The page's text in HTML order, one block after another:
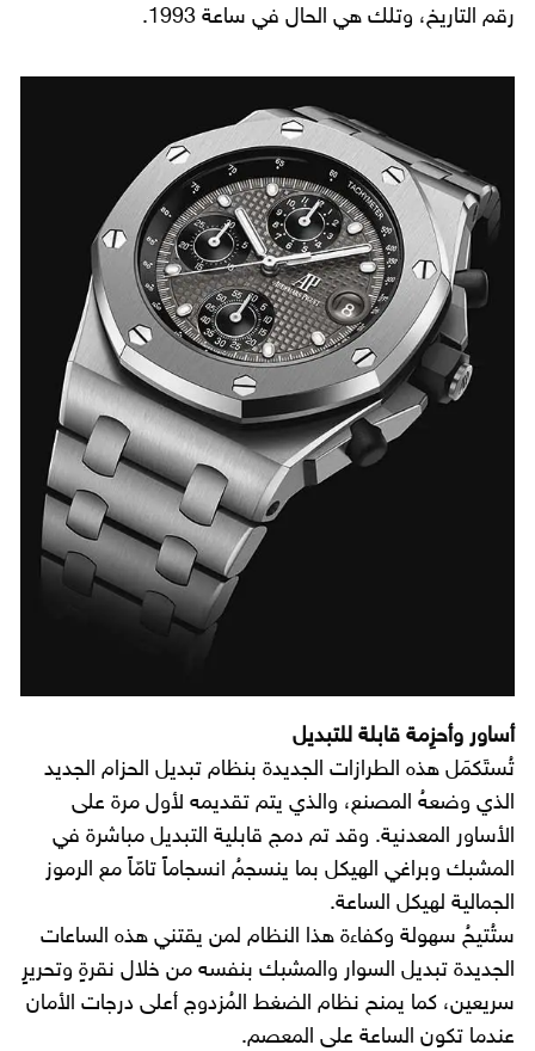
رقم التاريخ، وتلك هي الحال في ساعة 1993.
أساور وأحزِمة قابلة للتبديل
تُستَكمَل هذه الطرازات الجديدة بنظام تبديل الحزام الجديد
الذي وضعهُ المصنع، والذي يتم تقديمه لأول مرة على
الأساور المعدنية. وقد تم دمج قابلية التبديل مباشرة في
المشبك وبراغي الهيكل بما ينسجمُ انسجاماً تامّاً مع الرموز
الجمالية لهيكل الساعة.
ستُتيحُ سهولة وكفاءة هذا النظام لمن يقتني هذه الساعات
الجديدة تبديل السوار والمشبك بنفسه من خلال نقرةٍ وتحريرٍ
سريعين، كما يمنح نظام الضغط المُزدوج أعلى درجات الأمان
عندما تكون الساعة على المعصم.